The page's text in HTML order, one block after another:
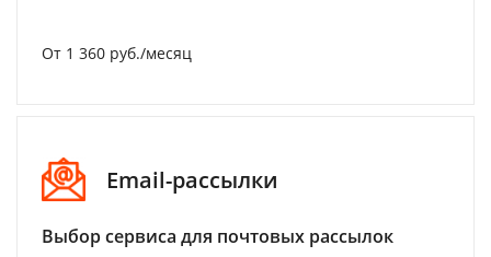
От 1 360 руб./месяц
Email-рассылки
Выбор сервиса для почтовых рассылок